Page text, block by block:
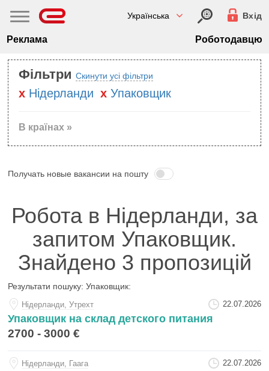
Українська Вхід
Реклама Роботодавцю
Фільтри Скинути усі фільтри
Нiдерланди Упаковщик
В країнах »
Получать новые вакансии на пошту
Робота в Нiдерланди, за
запитом Упаковщик.
Знайдено 3 пропозицій
Результати пошуку: Упаковщик:
Нiдерланди, Утрехт 22.07.2026
Упаковщик на склад детского питания
2700 - 3000 €
Нiдерланди, Гаага 22.07.2026